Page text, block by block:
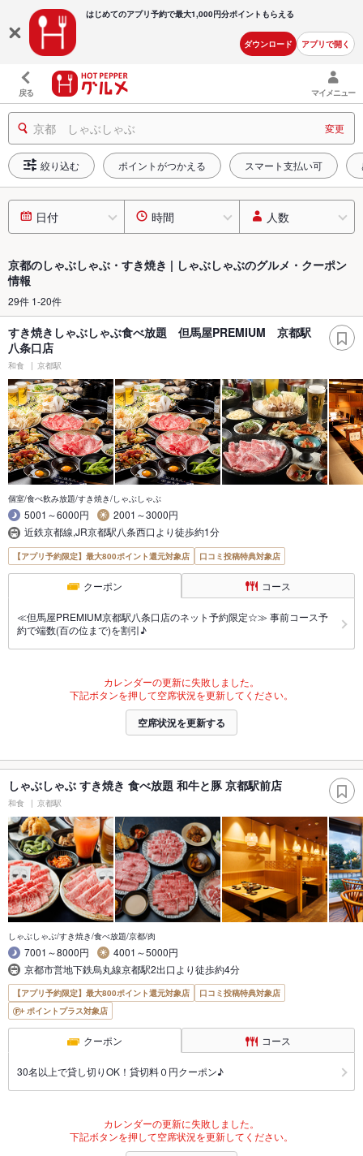
はじめてのアプリ予約で最大1,000円分ポイントもらえる
ダウンロード アプリで開く
戻る マイメニュー
京都 しゃぶしゃぶ 変更
絞り込む ポイントがつかえる スマート支払い可
日付 時間 人数
京都のしゃぶしゃぶ・すき焼き | しゃぶしゃぶのグルメ・クーポン
情報
29件 1-20件
すき焼きしゃぶしゃぶ食べ放題 但馬屋PREMIUM 京都駅
八条口店
和食 京都駅
個室/食べ飲み放題/すき焼き/しゃぶしゃぶ
5001～6000円
2001～3000円
近鉄京都線,JR京都駅八条西口より徒歩約1分
【アプリ予約限定】最大800ポイント還元対象店 口コミ投稿特典対象店
クーポン コース
≪但馬屋PREMIUM京都駅八条口店のネット予約限定☆≫ 事前コース予
約で端数(百の位まで)を割引♪
カレンダーの更新に失敗しました。
下記ボタンを押して空席状況を更新してください。
空席状況を更新する
しゃぶしゃぶ すき焼き 食べ放題 和牛と豚 京都駅前店
和食 京都駅
しゃぶしゃぶ/すき焼き/食べ放題/京都/肉
7001～8000円
4001～5000円
京都市営地下鉄烏丸線京都駅2出口より徒歩約4分
【アプリ予約限定】最大800ポイント還元対象店
口コミ投稿特典対象店
ポイントプラス対象店
クーポン コース
30名以上で貸し切りOK！貸切料０円クーポン♪
カレンダーの更新に失敗しました。
下記ボタンを押して空席状況を更新してください。